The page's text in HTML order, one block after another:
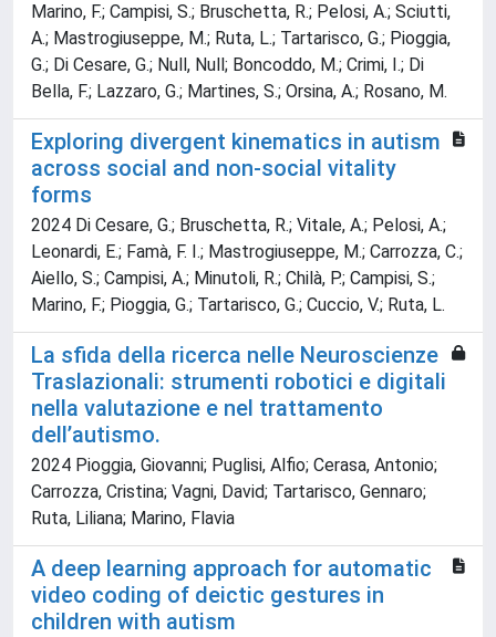
Marino, F.; Campisi, S.; Bruschetta, R.; Pelosi, A.; Sciutti,
A.; Mastrogiuseppe, M.; Ruta, L.; Tartarisco, G.; Pioggia,
G.; Di Cesare, G.; Null, Null; Boncoddo, M.; Crimi, I.; Di
Bella, F.; Lazzaro, G.; Martines, S.; Orsina, A.; Rosano, M.
Exploring divergent kinematics in autism
across social and non-social vitality
forms
2024 Di Cesare, G.; Bruschetta, R.; Vitale, A.; Pelosi, A.;
Leonardi, E.; Famà, F. I.; Mastrogiuseppe, M.; Carrozza, C.;
Aiello, S.; Campisi, A.; Minutoli, R.; Chilà, P.; Campisi, S.;
Marino, F.; Pioggia, G.; Tartarisco, G.; Cuccio, V.; Ruta, L.
La sfida della ricerca nelle Neuroscienze
Traslazionali: strumenti robotici e digitali
nella valutazione e nel trattamento
dell’autismo.
2024 Pioggia, Giovanni; Puglisi, Alfio; Cerasa, Antonio;
Carrozza, Cristina; Vagni, David; Tartarisco, Gennaro;
Ruta, Liliana; Marino, Flavia
A deep learning approach for automatic
video coding of deictic gestures in
children with autism